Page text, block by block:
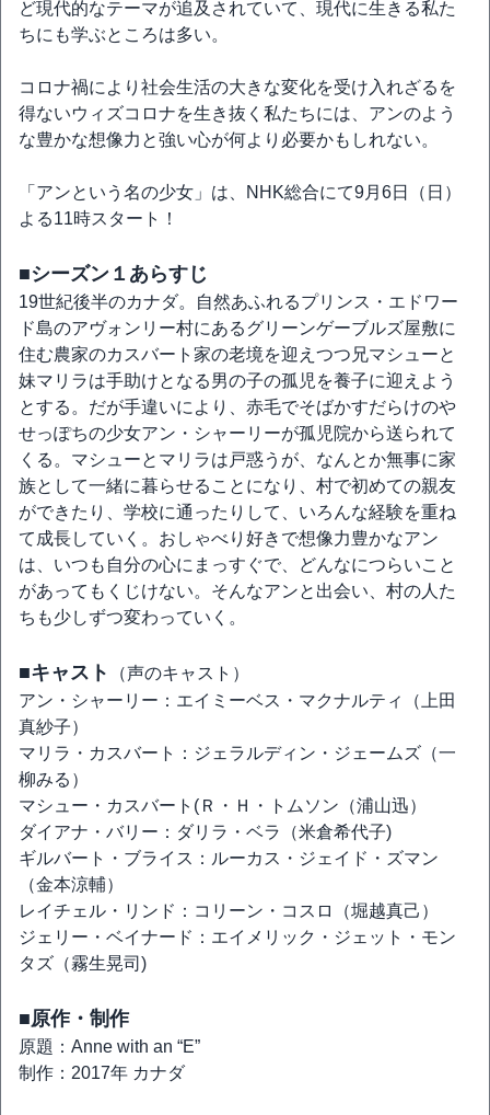
ど現代的なテーマが追及されていて、現代に生きる私た
ちにも学ぶところは多い。
コロナ禍により社会生活の大きな変化を受け入れざるを
得ないウィズコロナを生き抜く私たちには、アンのよう
な豊かな想像力と強い心が何より必要かもしれない。
「アンという名の少女」は、NHK総合にて9月6日（日）
よる11時スタート！
■シーズン１あらすじ
19世紀後半のカナダ。自然あふれるプリンス・エドワー
ド島のアヴォンリー村にあるグリーンゲーブルズ屋敷に
住む農家のカスバート家の老境を迎えつつ兄マシューと
妹マリラは手助けとなる男の子の孤児を養子に迎えよう
とする。だが手違いにより、赤毛でそばかすだらけのや
せっぽちの少女アン・シャーリーが孤児院から送られて
くる。マシューとマリラは戸惑うが、なんとか無事に家
族として一緒に暮らせることになり、村で初めての親友
ができたり、学校に通ったりして、いろんな経験を重ね
て成長していく。おしゃべり好きで想像力豊かなアン
は、いつも自分の心にまっすぐで、どんなにつらいこと
があってもくじけない。そんなアンと出会い、村の人た
ちも少しずつ変わっていく。
■キャスト
（声のキャスト）
アン・シャーリー：エイミーベス・マクナルティ（上田
真紗子）
マリラ・カスバート：ジェラルディン・ジェームズ（一
柳みる）
マシュー・カスバート(Ｒ・Ｈ・トムソン（浦山迅）
ダイアナ・バリー：ダリラ・ベラ（米倉希代子)
ギルバート・ブライス：ルーカス・ジェイド・ズマン
（金本涼輔）
レイチェル・リンド：コリーン・コスロ（堀越真己）
ジェリー・ベイナード：エイメリック・ジェット・モン
タズ（霧生晃司)
■原作・制作
原題：Anne with an “E”
制作：2017年 カナダ